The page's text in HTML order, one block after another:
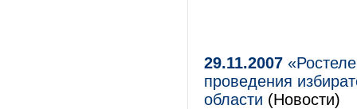
29.11.2007
проведения
области (Новости)